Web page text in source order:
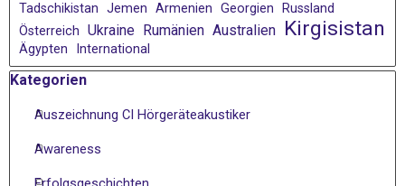
Tadschikistan Jemen Armenien Georgien Russland
Österreich Ukraine Rumänien Australien Kirgisistan
Ägypten International
Block überspringen Kategorien
Kategorien
Auszeichnung CI Hörgeräteakustiker
Awareness